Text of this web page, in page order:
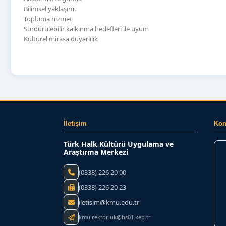
Bilimsel yaklaşım.
Topluma hizmet
Sürdürülebilir kalkınma hedefleri ile uyum
Kültürel mirasa duyarlılık
İletişim
Türk Halk Kültürü Uygulama ve
Araştırma Merkezi
(0338) 226 20 00
(0338) 226 20 23
iletisim@kmu.edu.tr
kmu.rektorluk@hs01.kep.tr